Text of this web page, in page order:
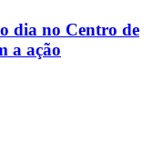
dia no Centro de
a ação